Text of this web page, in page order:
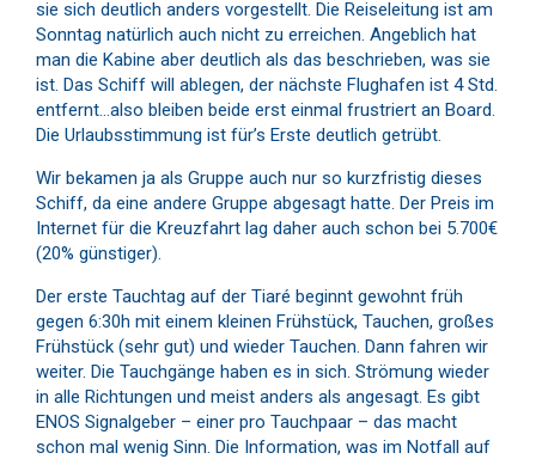
sie sich deutlich anders vorgestellt. Die Reiseleitung ist am
Sonntag natürlich auch nicht zu erreichen. Angeblich hat
man die Kabine aber deutlich als das beschrieben, was sie
ist. Das Schiff will ablegen, der nächste Flughafen ist 4 Std.
entfernt…also bleiben beide erst einmal frustriert an Board.
Die Urlaubsstimmung ist für’s Erste deutlich getrübt.
Wir bekamen ja als Gruppe auch nur so kurzfristig dieses
Schiff, da eine andere Gruppe abgesagt hatte. Der Preis im
Internet für die Kreuzfahrt lag daher auch schon bei 5.700€
(20% günstiger).
Der erste Tauchtag auf der Tiaré beginnt gewohnt früh
gegen 6:30h mit einem kleinen Frühstück, Tauchen, großes
Frühstück (sehr gut) und wieder Tauchen. Dann fahren wir
weiter. Die Tauchgänge haben es in sich. Strömung wieder
in alle Richtungen und meist anders als angesagt. Es gibt
ENOS Signalgeber – einer pro Tauchpaar – das macht
schon mal wenig Sinn. Die Information, was im Notfall auf